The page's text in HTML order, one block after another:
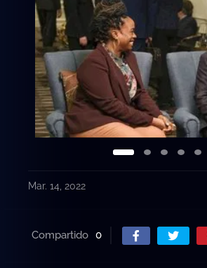
Mar. 14, 2022
Compartido 0